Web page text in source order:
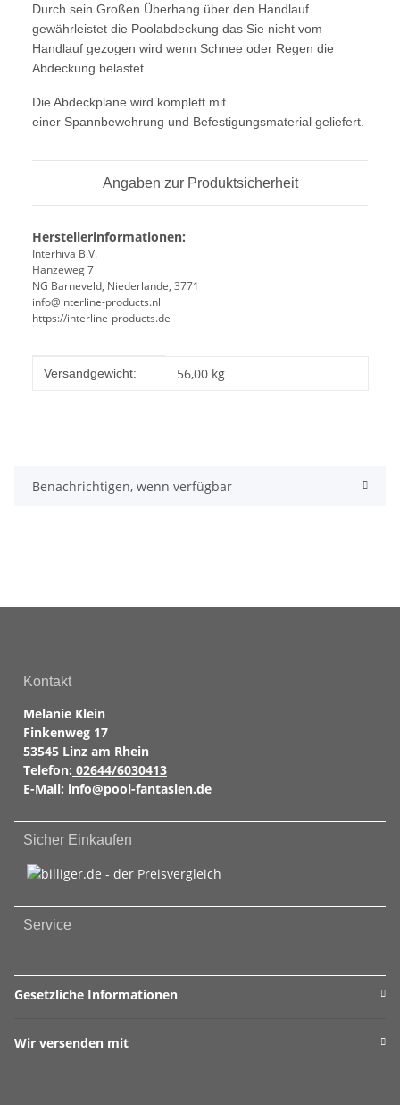
Durch sein Großen Überhang über den Handlauf
gewährleistet die Poolabdeckung das Sie nicht vom
Handlauf gezogen wird wenn Schnee oder Regen die
Abdeckung belastet.
Die Abdeckplane wird komplett mit
einer Spannbewehrung und Befestigungsmaterial geliefert.
Angaben zur Produktsicherheit
Herstellerinformationen:
Interhiva B.V.
Hanzeweg 7
NG Barneveld, Niederlande, 3771
info@interline-products.nl
https://interline-products.de
Produkteigenschaft
Wert
Versandgewicht: 56,00 kg
Benachrichtigen, wenn verfügbar
Kontakt
Melanie Klein
Finkenweg 17
53545 Linz am Rhein
Telefon: 02644/6030413
E-Mail: info@pool-fantasien.de
Sicher Einkaufen
Service
Gesetzliche Informationen
Wir versenden mit